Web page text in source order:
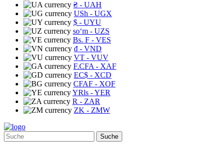
₴ - UAH
USh - UGX
$ - UYU
soʻm - UZS
Bs. F - VES
₫ - VND
VT - VUV
F.CFA - XAF
EC$ - XCD
CFAF - XOF
YRls - YER
R - ZAR
ZK - ZMW
Suche